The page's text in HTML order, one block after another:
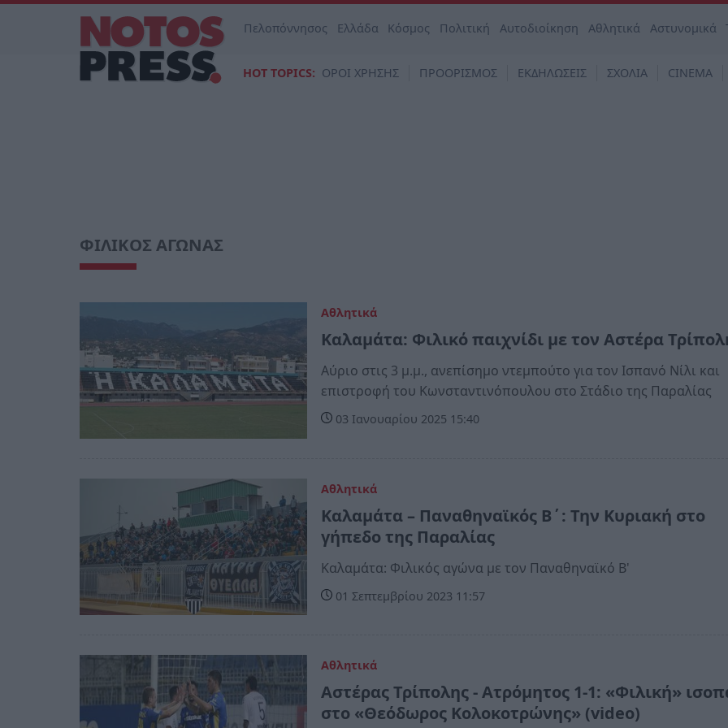
Πελοπόννησος Ελλάδα Κόσμος Πολιτική Αυτοδιοίκηση Αθλητικά Αστυνομικά
HOT TOPICS: ΟΡΟΙ ΧΡΗΣΗΣ ΠΡΟΟΡΙΣΜΟΣ ΕΚΔΗΛΩΣΕΙΣ ΣΧΟΛΙΑ CINEMA
ΦΙΛΙΚΟΣ ΑΓΩΝΑΣ
Αθλητικά
Καλαμάτα: Φιλικό παιχνίδι με τον Αστέρα
Αύριο στις 3 μ.μ., ανεπίσημο ντεμπούτο για τον Ισπανό Νίλι και
επιστροφή του Κωνσταντινόπουλου στο Στάδιο της Παραλίας
03 Ιανουαρίου 2025 15:40
Αθλητικά
Καλαμάτα – Παναθηναϊκός Β΄: Την Κυριακή στο
γήπεδο της Παραλίας
Καλαμάτα: Φιλικός αγώνα με τον Παναθηναϊκό Β'
01 Σεπτεμβρίου 2023 11:57
Αθλητικά
Αστέρας Τρίπολης - Ατρόμητος 1-1: «Φιλική»
στο «Θεόδωρος Κολοκοτρώνης» (video)